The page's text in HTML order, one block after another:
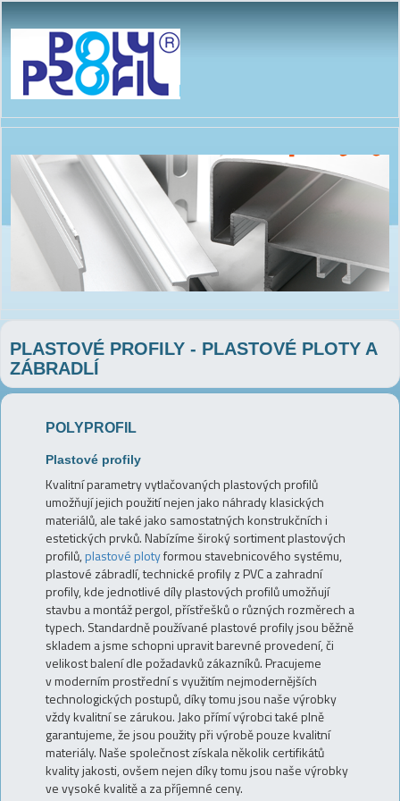
PLASTOVÉ PROFILY - PLASTOVÉ PLOTY A
ZÁBRADLÍ
POLYPROFIL
Plastové profily
Kvalitní parametry vytlačovaných plastových profilů
umožňují jejich použití nejen jako náhrady klasických
materiálů, ale také jako samostatných konstrukčních i
estetických prvků. Nabízíme široký sortiment plastových
profilů,plastové plotyformou stavebnicového systému,
plastové zábradlí, technické profily z PVC a zahradní
profily, kde jednotlivé díly plastových profilů umožňují
stavbu a montáž pergol, přístřešků o různých rozměrech a
typech. Standardně používané plastové profily jsou běžně
skladem a jsme schopni upravit barevné provedení, či
velikost balení dle požadavků zákazníků. Pracujeme
v moderním prostřední s využitím nejmodernějších
technologických postupů, díky tomu jsou naše výrobky
vždy kvalitní se zárukou. Jako přímí výrobci také plně
garantujeme, že jsou použity při výrobě pouze kvalitní
materiály. Naše společnost získala několik certifikátů
kvality jakosti, ovšem nejen díky tomu jsou naše výrobky
ve vysoké kvalitě a za příjemné ceny.